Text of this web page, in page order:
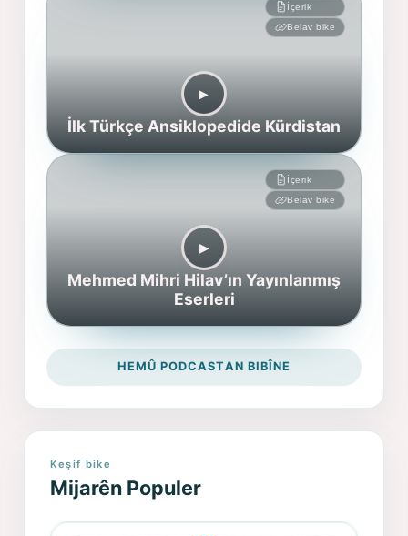
İçerik
Belav bike
▶︎
İlk Türkçe Ansiklopedide Kürdistan
İçerik
Belav bike
▶︎
Mehmed Mihri Hilav’ın Yayınlanmış
Eserleri
HEMÛ PODCASTAN BIBÎNE
Keşif bike
Mijarên Populer